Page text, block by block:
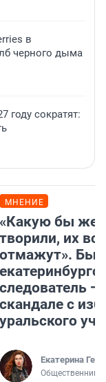
в
черного дыма
году сократят:
МНЕНИЕ
«Какую бы
творили, их
отмажут».
следователь —
скандале с
уральского
Екатерина
Общественник